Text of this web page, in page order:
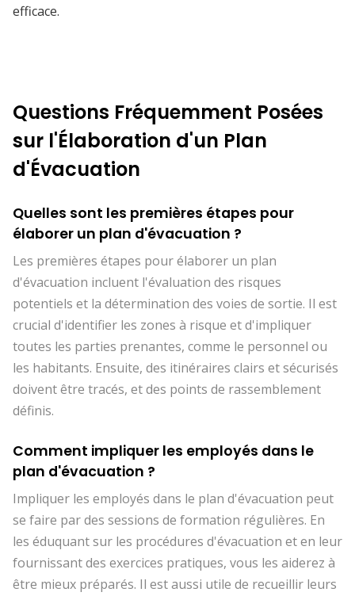
efficace.
Questions Fréquemment Posées
sur l'Élaboration d'un Plan
d'Évacuation
Quelles sont les premières étapes pour
élaborer un plan d'évacuation ?
Les premières étapes pour élaborer un plan
d'évacuation incluent l'évaluation des risques
potentiels et la détermination des voies de sortie. Il est
crucial d'identifier les zones à risque et d'impliquer
toutes les parties prenantes, comme le personnel ou
les habitants. Ensuite, des itinéraires clairs et sécurisés
doivent être tracés, et des points de rassemblement
définis.
Comment impliquer les employés dans le
plan d'évacuation ?
Impliquer les employés dans le plan d'évacuation peut
se faire par des sessions de formation régulières. En
les éduquant sur les procédures d'évacuation et en leur
fournissant des exercices pratiques, vous les aiderez à
être mieux préparés. Il est aussi utile de recueillir leurs